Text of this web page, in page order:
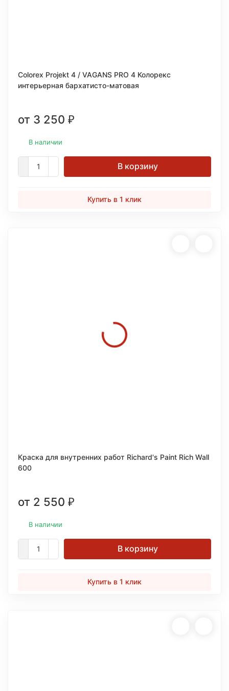
Colorex Projekt 4 / VAGANS PRO 4 Колорекс
интерьерная бархатисто-матовая
от 3 250 ₽
В наличии
В корзину
Купить в 1 клик
Краска для внутренних работ Richard's Paint Rich Wall
600
от 2 550 ₽
В наличии
В корзину
Купить в 1 клик